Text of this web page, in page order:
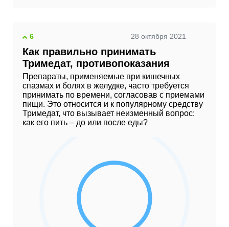
6 28 октября 2021
Как правильно принимать
Тримедат, противопоказания
Препараты, применяемые при кишечных
спазмах и болях в желудке, часто требуется
принимать по времени, согласовав с приемами
пищи. Это относится и к популярному средству
Тримедат, что вызывает неизменный вопрос:
как его пить – до или после еды?